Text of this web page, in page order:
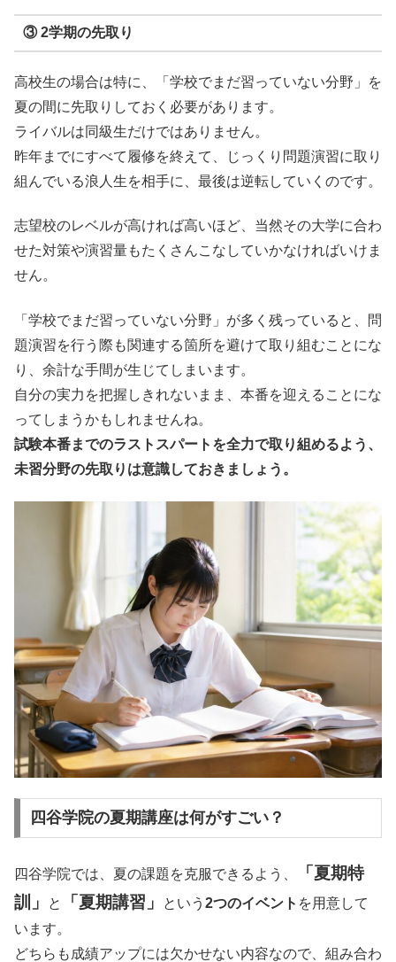
③ 2学期の先取り
高校生の場合は特に、「学校でまだ習っていない分野」を
夏の間に先取りしておく必要があります。
ライバルは同級生だけではありません。
昨年までにすべて履修を終えて、じっくり問題演習に取り
組んでいる浪人生を相手に、最後は逆転していくのです。
志望校のレベルが高ければ高いほど、当然その大学に合わ
せた対策や演習量もたくさんこなしていかなければいけま
せん。
「学校でまだ習っていない分野」が多く残っていると、問
題演習を行う際も関連する箇所を避けて取り組むことにな
り、余計な手間が生じてしまいます。
自分の実力を把握しきれないまま、本番を迎えることにな
ってしまうかもしれませんね。
試験本番までのラストスパートを全力で取り組めるよう、
未習分野の先取りは意識しておきましょう。
四谷学院の夏期講座は何がすごい？
四谷学院では、夏の課題を克服できるよう、
「夏期特
訓」
と 「夏期講習」 という 2つのイベント を用意して
います。
どちらも成績アップには欠かせない内容なので、組み合わ